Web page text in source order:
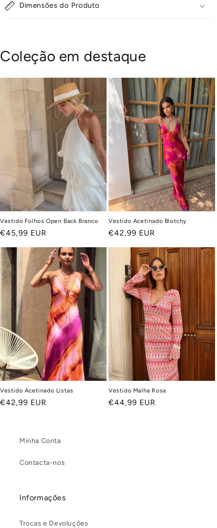
Dimensões do Produto
Coleção em destaque
Vestido Folhos Open Back Branco
Preço
€45,99 EUR
Vestido Acetinado Blotchy
Preço
€42,99 EUR
Vestido Acetinado Listas
Preço
€42,99 EUR
Vestido Malha Rosa
Preço
€44,99 EUR
Minha Conta
Contacta-nos
Informações
Trocas e Devoluções